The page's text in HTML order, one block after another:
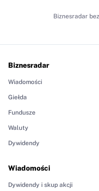
Biznesradar
Biznesradar
Wiadomości
Giełda
Fundusze
Waluty
Dywidendy
Wiadomości
Dywidendy i skup akcji